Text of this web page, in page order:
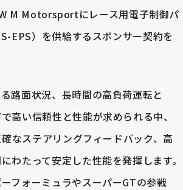
M Motorsportにレース用電子制御パ
EPS）を供給するスポンサー契約を
路面状況、長時間の高負荷運転と
高い信頼性と性能が求められる中、
なステアリングフィードバック、高
わたって安定した性能を発揮します。
フォーミュラやスーパーGTの参戦